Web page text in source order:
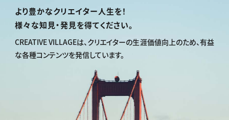
より豊かなクリエイター人生を！
様々な知見・発見を得てください。
CREATIVE VILLAGEは、 クリエイターの生涯価値向上のため、有益
な各種コンテンツを発信しています。